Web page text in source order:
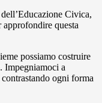
Civica,
questa
possiamo costruire
Impegniamoci a
ogni forma